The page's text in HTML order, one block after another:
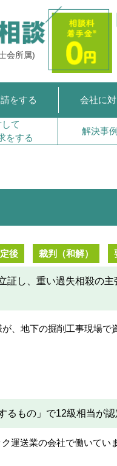
会所属)
をする 会社に
て
をする
解決事例
後 裁判（和解）
証し、重い過失相殺の
が、地下の掘削工事現場
るもの」で12級相当が
運送業の会社で働いて